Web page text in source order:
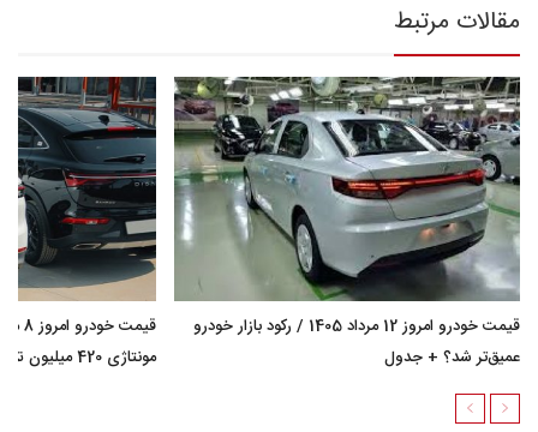
مقالات مرتبط
قیمت خودرو امروز 12 مرداد 1405 / رکود بازار خودرو
عمیق‌تر شد؟ + جدول
مونتاژی 420 میلیون تومان گران شد؟ + جدول